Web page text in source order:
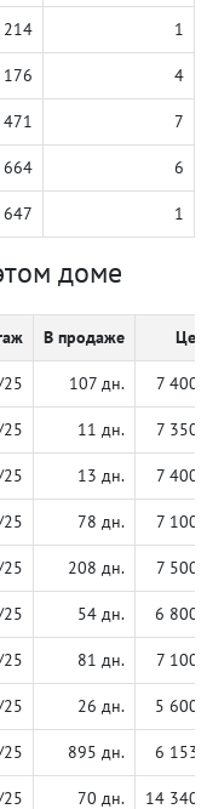
214 1
4
7
664 6
647 1
доме
В продаже
107 дн. 7 400
11 дн. 7 350
13 дн. 7 400
78 дн. 7 100
208 дн. 7 500
54 дн. 6 800
81 дн. 7 100
26 дн. 5 600
895 дн. 6 153
70 дн. 14 340